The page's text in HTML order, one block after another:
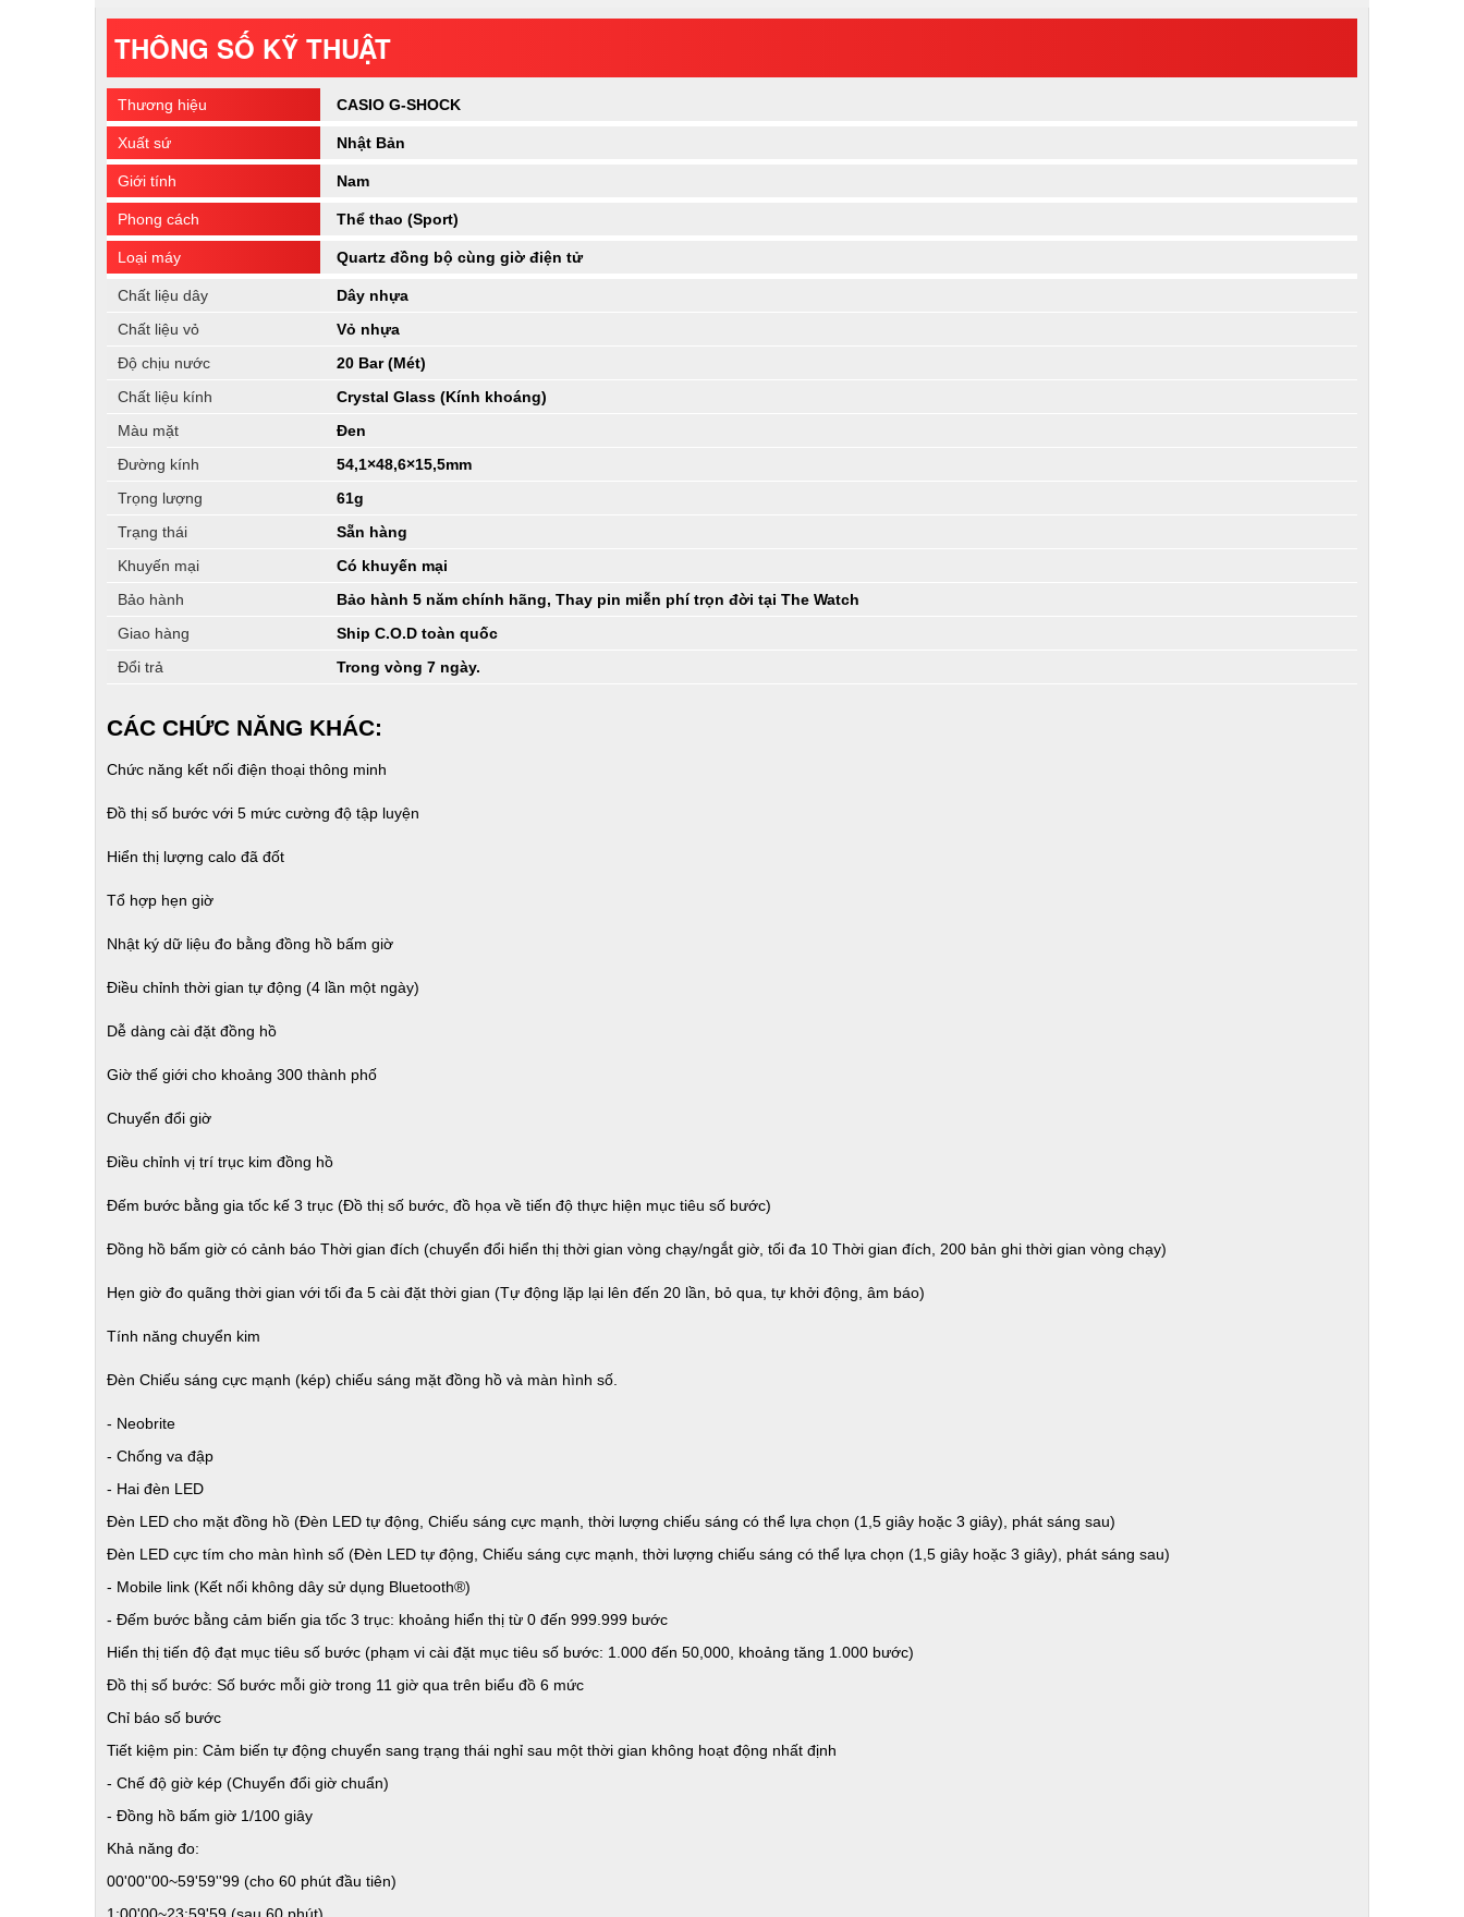
THÔNG SỐ KỸ THUẬT
Thương hiệu CASIO G-SHOCK
Xuất sứ Nhật Bản
Giới tính Nam
Phong cách Thể thao (Sport)
Loại máy Quartz đồng bộ cùng giờ điện tử
Chất liệu dây
Dây nhựa
Chất liệu vỏ
Vỏ nhựa
Độ chịu nước
20 Bar (Mét)
Chất liệu kính
Crystal Glass (Kính khoáng)
Màu mặt
Đen
Đường kính
54,1×48,6×15,5mm
Trọng lượng
61g
Trạng thái
Sẵn hàng
Khuyến mại
Có khuyến mại
Bảo hành
Bảo hành 5 năm chính hãng, Thay pin miễn phí trọn đời tại The Watch
Giao hàng
Ship C.O.D toàn quốc
Đổi trả
Trong vòng 7 ngày.
CÁC CHỨC NĂNG KHÁC:
Chức năng kết nối điện thoại thông minh
Đồ thị số bước với 5 mức cường độ tập luyện
Hiển thị lượng calo đã đốt
Tổ hợp hẹn giờ
Nhật ký dữ liệu đo bằng đồng hồ bấm giờ
Điều chỉnh thời gian tự động (4 lần một ngày)
Dễ dàng cài đặt đồng hồ
Giờ thế giới cho khoảng 300 thành phố
Chuyển đổi giờ
Điều chỉnh vị trí trục kim đồng hồ
Đếm bước bằng gia tốc kế 3 trục (Đồ thị số bước, đồ họa về tiến độ thực hiện mục tiêu số bước)
Đồng hồ bấm giờ có cảnh báo Thời gian đích (chuyển đổi hiển thị thời gian vòng chạy/ngắt giờ, tối đa 10 Thời gian đích, 200 bản ghi thời gian vòng chạy)
Hẹn giờ đo quãng thời gian với tối đa 5 cài đặt thời gian (Tự động lặp lại lên đến 20 lần, bỏ qua, tự khởi động, âm báo)
Tính năng chuyển kim
Đèn Chiếu sáng cực mạnh (kép) chiếu sáng mặt đồng hồ và màn hình số.
- Neobrite
- Chống va đập
- Hai đèn LED
Đèn LED cho mặt đồng hồ (Đèn LED tự động, Chiếu sáng cực mạnh, thời lượng chiếu sáng có thể lựa chọn (1,5 giây hoặc 3 giây), phát sáng sau)
Đèn LED cực tím cho màn hình số (Đèn LED tự động, Chiếu sáng cực mạnh, thời lượng chiếu sáng có thể lựa chọn (1,5 giây hoặc 3 giây), phát sáng sau)
- Mobile link (Kết nối không dây sử dụng Bluetooth®)
- Đếm bước bằng cảm biến gia tốc 3 trục: khoảng hiển thị từ 0 đến 999.999 bước
Hiển thị tiến độ đạt mục tiêu số bước (phạm vi cài đặt mục tiêu số bước: 1.000 đến 50,000, khoảng tăng 1.000 bước)
Đồ thị số bước: Số bước mỗi giờ trong 11 giờ qua trên biểu đồ 6 mức
Chỉ báo số bước
Tiết kiệm pin: Cảm biến tự động chuyển sang trạng thái nghỉ sau một thời gian không hoạt động nhất định
- Chế độ giờ kép (Chuyển đổi giờ chuẩn)
- Đồng hồ bấm giờ 1/100 giây
Khả năng đo:
00'00''00~59'59''99 (cho 60 phút đầu tiên)